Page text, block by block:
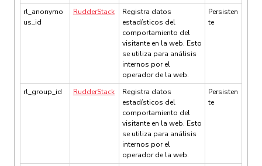
rl_anonymo
us_id
RudderStack
Registra datos
estadísticos del
comportamiento del
visitante en la web. Esto
se utiliza para análisis
internos por el
operador de la web.
Persisten
te
rl_group_id RudderStack
Registra datos
estadísticos del
comportamiento del
visitante en la web. Esto
se utiliza para análisis
internos por el
operador de la web.
Persisten
te